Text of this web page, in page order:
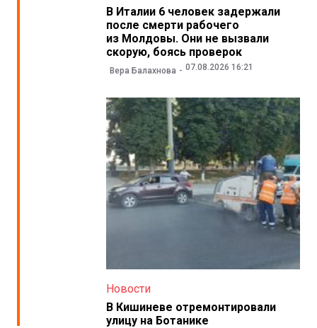
В Италии 6 человек задержали
после смерти рабочего
из Молдовы. Они не вызвали
скорую, боясь проверок
Вера Балахнова 07.08.2026 16:21
Новости
В Кишиневе отремонтировали
улицу на Ботанике